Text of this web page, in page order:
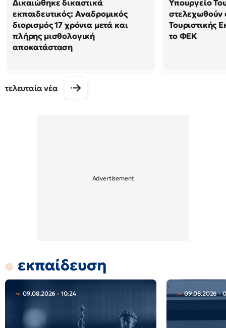
Δικαιώθηκε δικαστικά
εκπαιδευτικός: Αναδρομικός
διορισμός 17 χρόνια μετά και
πλήρης μισθολογική
αποκατάσταση
Υπουργείο
στελεχωθούν
Τουριστικής
το ΦΕΚ
τελευταία νέα
εκπαίδευση
09.08.2026 - 10:24 09.08.2026 -